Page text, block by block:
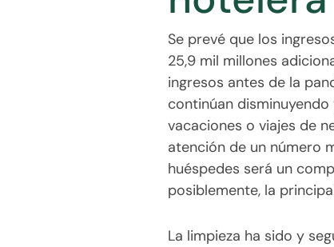
Se prevé que los
25,9 mil millones
ingresos antes de la
continúan
vacaciones o viajes de
atención de un número
huéspedes será un
posiblemente, la
La limpieza ha sido y